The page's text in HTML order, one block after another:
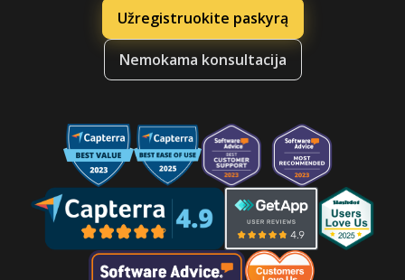
Užregistruokite paskyrą
Nemokama konsultacija